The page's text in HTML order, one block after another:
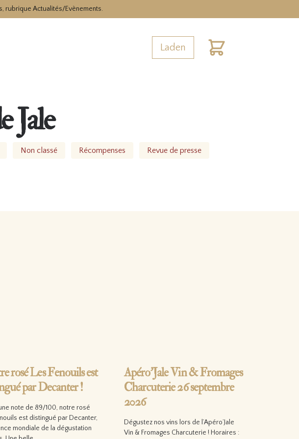
rubrique Actualités/Evènements.
Laden
Warenkorb
Jale
Non classé Récompenses Revue de presse
rosé Les Fenouils est
par Decanter !
note de 89/100, notre rosé
est distingué par Decanter,
mondiale de la dégustation
Apéro’Jale Vin & Fromages
Charcuterie 26 septembre
2026
Dégustez nos vins lors de l’Apéro’Jale
Vin & Fromages Charcuterie ! Horaires :